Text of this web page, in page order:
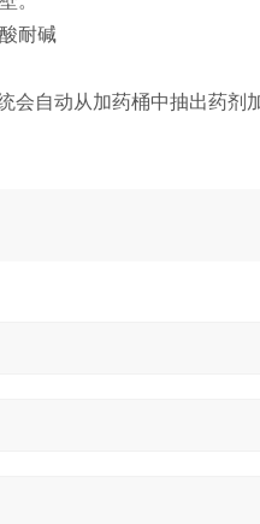
耐碱
自动从加药桶中抽出药剂